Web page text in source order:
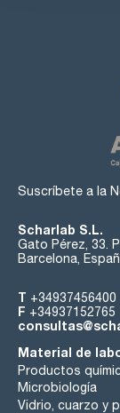
Suscríbete a la
Scharlab S.L.
Gato Pérez, 33.
Barcelona,
T +34937456400
F +34937152765
Material de
Productos
Microbiología
Vidrio, cuarzo y